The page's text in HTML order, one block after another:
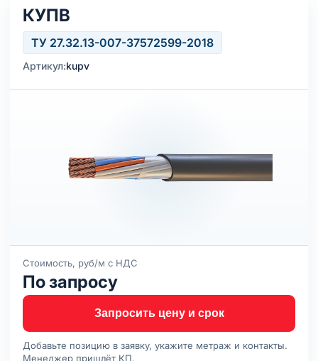
КУПВ
ТУ 27.32.13-007-37572599-2018
Артикул:kupv
Стоимость, руб/м с НДС
По запросу
Запросить цену и срок
Добавьте позицию в заявку, укажите метраж и контакты.
Менеджер пришлёт КП.